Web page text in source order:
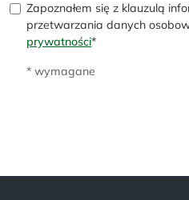
Zapoznałem się z klauzulą
przetwarzania danych
prywatności*
* wymagane